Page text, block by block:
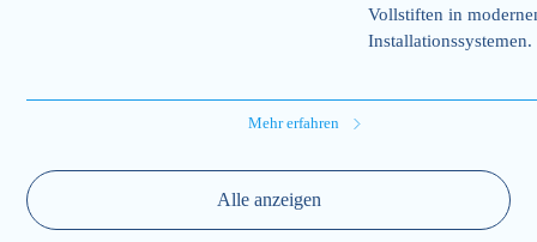
Mehr erfahren
Vollstiften in
Installationssystemen.
Alle anzeigen